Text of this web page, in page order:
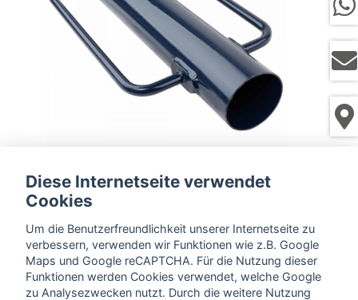
80mm Ø
« zurück zur Übersicht
zum Video
Diese Internetseite verwendet
Cookies
Um die Benutzerfreundlichkeit unserer Internetseite zu
verbessern, verwenden wir Funktionen wie z.B. Google
Maps und Google reCAPTCHA. Für die Nutzung dieser
Funktionen werden Cookies verwendet, welche Google
zu Analysezwecken nutzt. Durch die weitere Nutzung